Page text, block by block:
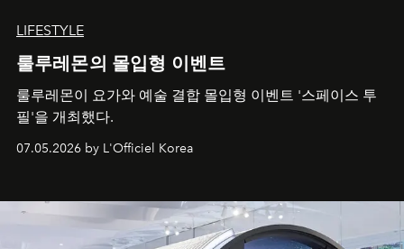
LIFESTYLE
룰루레몬의 몰입형 이벤트
룰루레몬이 요가와 예술 결합 몰입형 이벤트 '스페이스 투
필'을 개최했다.
07.05.2026 by L'Officiel Korea